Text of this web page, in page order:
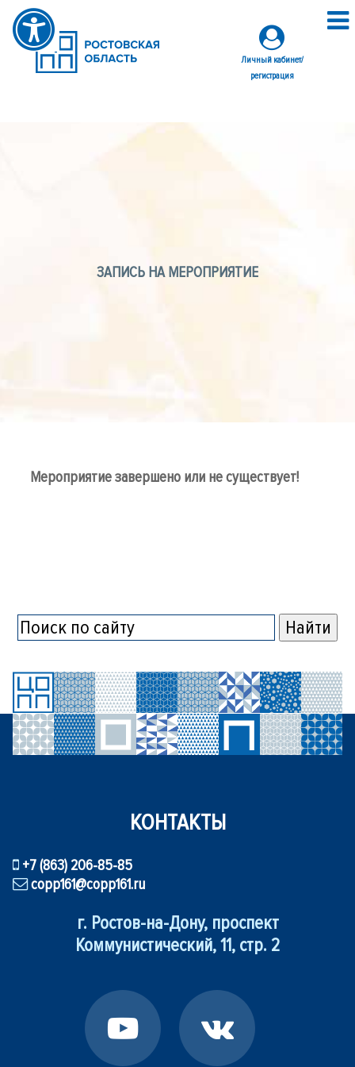
Личный кабинет/
регистрация
ЗАПИСЬ НА МЕРОПРИЯТИЕ
Мероприятие завершено или не существует!
КОНТАКТЫ
+7 (863) 206-85-85
copp161@copp161.ru
г. Ростов-на-Дону, проспект
Коммунистический, 11, стр. 2